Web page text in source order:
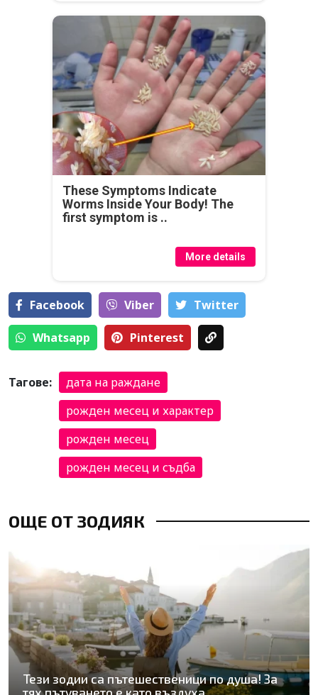
These Symptoms Indicate
Worms Inside Your Body! The
first symptom is ..
More details
Facebook Viber Тwitter
Whatsapp Pinterest
Тагове:
дата на раждане
рожден месец и характер
рожден месец
рожден месец и съдба
ОЩЕ ОТ ЗОДИЯК
Тези зодии са пътешественици по душа! За